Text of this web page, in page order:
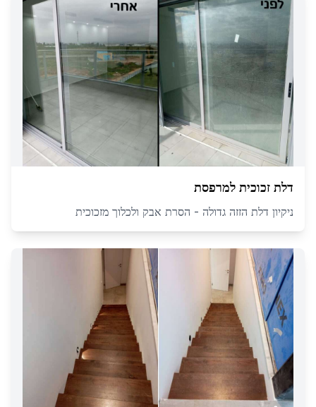
דלת זכוכית למרפסת
ניקיון דלת הזזה גדולה - הסרת אבק ולכלוך מזכוכית